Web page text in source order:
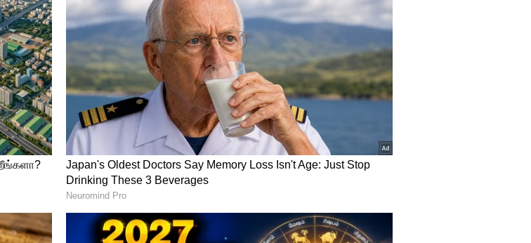
என்றால், நீங்கள் டிக்கெட்
லோயர் பெரத்
செய்தது ரத்து
ஒதுக்கப்படலாம்.
Channel-லில்
லிங்குடன் இணைந்து